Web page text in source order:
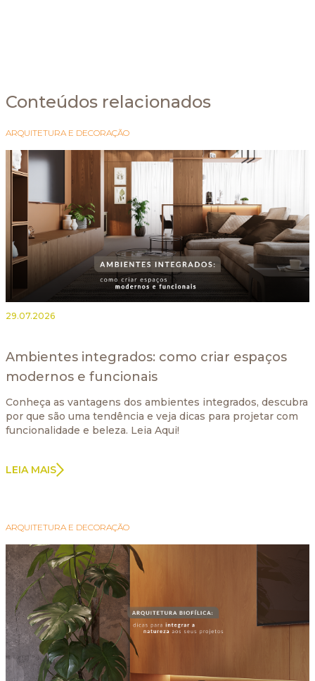
Conteúdos relacionados
ARQUITETURA E DECORAÇÃO
29.07.2026
Ambientes integrados: como criar espaços
modernos e funcionais
Conheça as vantagens dos ambientes integrados, descubra
por que são uma tendência e veja dicas para projetar com
funcionalidade e beleza. Leia Aqui!
LEIA MAIS
ARQUITETURA E DECORAÇÃO